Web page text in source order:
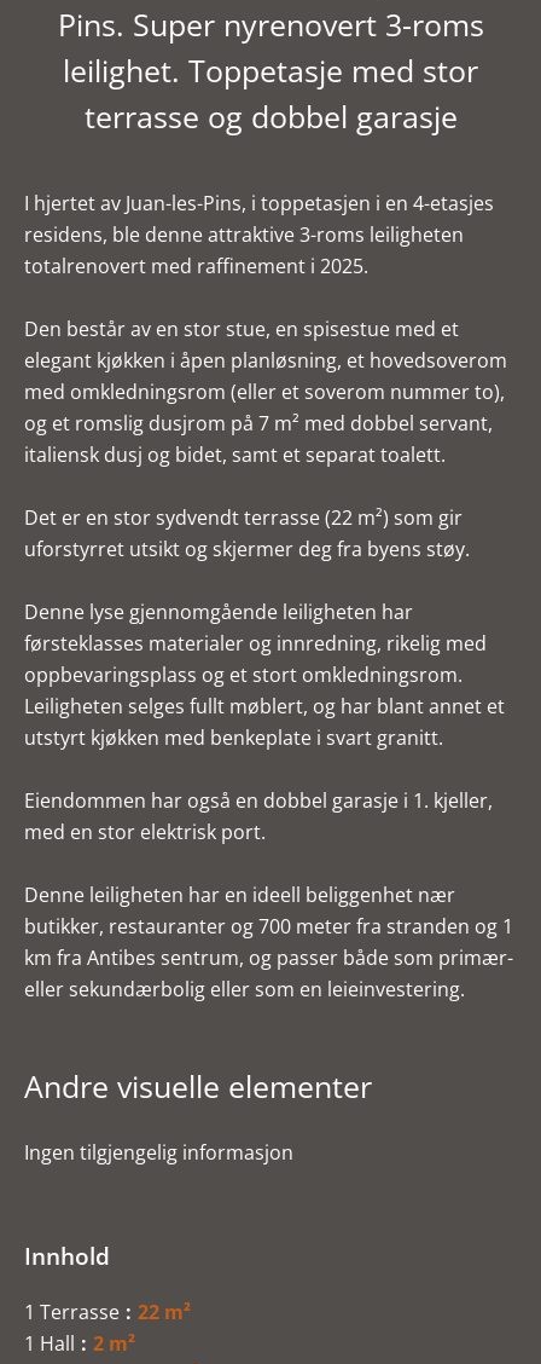
Pins. Super nyrenovert 3-roms
leilighet. Toppetasje med stor
terrasse og dobbel garasje
I hjertet av Juan-les-Pins, i toppetasjen i en 4-etasjes
residens, ble denne attraktive 3-roms leiligheten
totalrenovert med raffinement i 2025.
Den består av en stor stue, en spisestue med et
elegant kjøkken i åpen planløsning, et hovedsoverom
med omkledningsrom (eller et soverom nummer to),
og et romslig dusjrom på 7 m² med dobbel servant,
italiensk dusj og bidet, samt et separat toalett.
Det er en stor sydvendt terrasse (22 m²) som gir
uforstyrret utsikt og skjermer deg fra byens støy.
Denne lyse gjennomgående leiligheten har
førsteklasses materialer og innredning, rikelig med
oppbevaringsplass og et stort omkledningsrom.
Leiligheten selges fullt møblert, og har blant annet et
utstyrt kjøkken med benkeplate i svart granitt.
Eiendommen har også en dobbel garasje i 1. kjeller,
med en stor elektrisk port.
Denne leiligheten har en ideell beliggenhet nær
butikker, restauranter og 700 meter fra stranden og 1
km fra Antibes sentrum, og passer både som primær-
eller sekundærbolig eller som en leieinvestering.
Andre visuelle elementer
Ingen tilgjengelig informasjon
Innhold
1 Terrasse
22 m²
1 Hall
2 m²